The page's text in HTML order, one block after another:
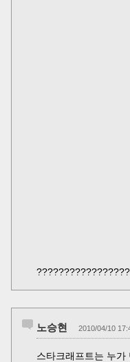
노승현 2010/04/10
스타크래프트는 누